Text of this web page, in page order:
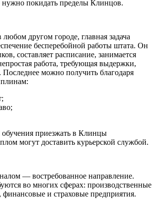
нужно покидать пределы Клинцов.
любом другом городе, главная задача
бесперебойной работы штата. Он
составляет расписание, занимается
работа, требующая выдержки,
можно получить благодаря
приезжать в Клинцы
могут доставить курьерской службой.
— востребованное направление.
во многих сферах: производственные
и страховые предприятия.